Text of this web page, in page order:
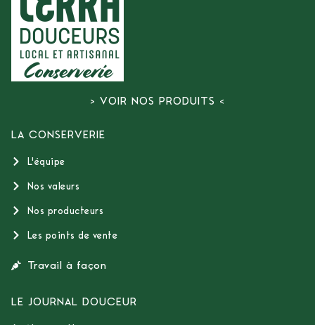
> VOIR NOS PRODUITS <
LA CONSERVERIE
L'équipe
Nos valeurs
Nos producteurs
Les points de vente
Travail à façon
LE JOURNAL DOUCEUR